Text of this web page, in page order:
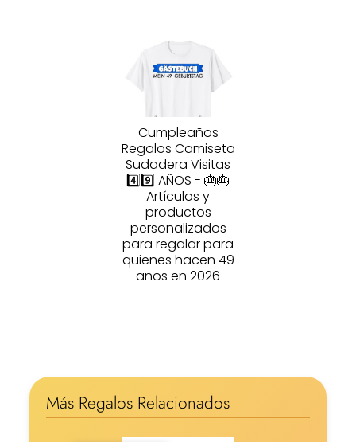
Cumpleaños
Regalos Camiseta
Sudadera Visitas
4️⃣9️⃣ AÑOS - 🎂🎂
Artículos y
productos
personalizados
para regalar para
quienes hacen 49
años en 2026
Más Regalos Relacionados